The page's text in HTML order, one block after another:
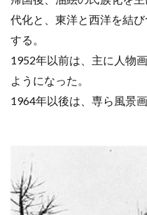
代化と、東洋と西洋を結
する。
1952年以前は、主に人物
ようになった。
1964年以後は、専ら風景画